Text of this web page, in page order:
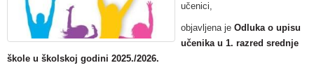
učenici,
objavljena je Odluka o upisu
učenika u 1. razred srednje
škole u školskoj godini 2025./2026.